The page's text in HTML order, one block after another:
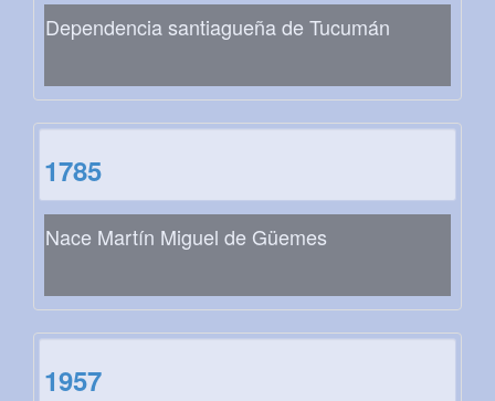
Dependencia santiagueña de Tucumán
1785
Nace Martín Miguel de Güemes
1957